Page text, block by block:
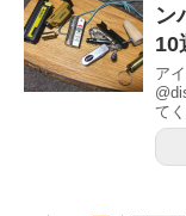
ン
10
ア
て